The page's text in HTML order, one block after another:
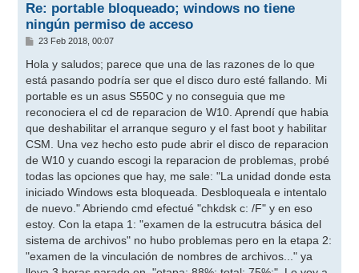
Re: portable bloqueado; windows no tiene
ningún permiso de acceso
M
n
a
e
23 Feb 2018, 00:07
Hola y saludos; parece que una de las razones de lo que
está pasando podría ser que el disco duro esté fallando. Mi
portable es un asus S550C y no conseguia que me
reconociera el cd de reparacion de W10. Aprendí que habia
que deshabilitar el arranque seguro y el fast boot y habilitar
CSM. Una vez hecho esto pude abrir el disco de reparacion
de W10 y cuando escogi la reparacion de problemas, probé
todas las opciones que hay, me sale: "La unidad donde esta
iniciado Windows esta bloqueada. Desbloqueala e intentalo
de nuevo." Abriendo cmd efectué "chkdsk c: /F" y en eso
estoy. Con la etapa 1: "examen de la estrucutra básica del
sistema de archivos" no hubo problemas pero en la etapa 2:
"examen de la vinculación de nombres de archivos..." ya